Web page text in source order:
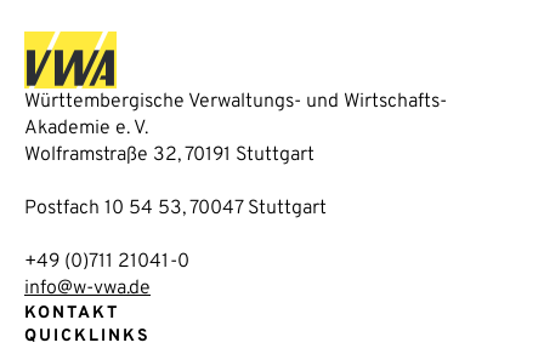
Württembergische Verwaltungs- und Wirtschafts-
Akademie e. V.
Wolframstraße 32, 70191 Stuttgart
Postfach 10 54 53, 70047 Stuttgart
+49 (0)711 21041-0
info@w-vwa.de
KONTAKT
QUICKLINKS